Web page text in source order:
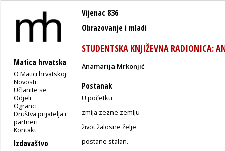
Matica hrvatska
O Matici hrvatskoj
Novosti
Učlanite se
Odjeli
Ogranci
Društva prijatelja i
partneri
Kontakt
Izdavaštvo
Vijenac 836
Obrazovanje i mladi
STUDENTSKA KNJIŽEVNA RADIONICA:
Anamarija Mrkonjić
Postanak
U početku
zmija zezne zemlju
život žalosne želje
postane stalan.